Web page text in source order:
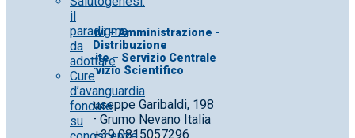
il
paradigma
da
adottare
Cure
d’avanguardia
fondate
su
Uff. Direttivi – Amministrazione -
Distribuzione
Uff. Vendite – Servizio Centrale
Servizio Scientifico
Corso Giuseppe Garibaldi, 198
80028 – Grumo Nevano Italia
Tel. +39 0815057296